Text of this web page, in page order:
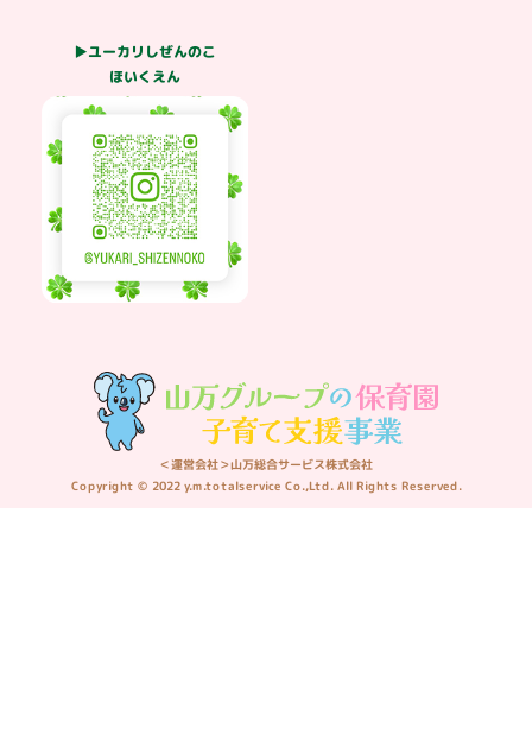
▶ユーカリしぜんのこ
ほいくえん
＜運営会社＞山万総合サービス株式会社
Copyright © 2022 y.m.totalservice Co.,Ltd. All Rights Reserved.